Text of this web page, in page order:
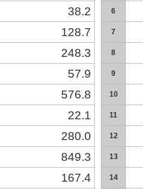
38.2
128.7
248.3
57.9
576.8
22.1
280.0
849.3
167.4
6
7
8
9
10
11
12
13
14